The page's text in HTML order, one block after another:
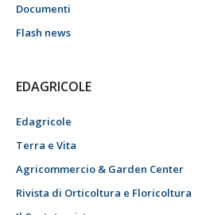
Documenti
Flash news
EDAGRICOLE
Edagricole
Terra e Vita
Agricommercio & Garden Center
Rivista di Orticoltura e Floricoltura